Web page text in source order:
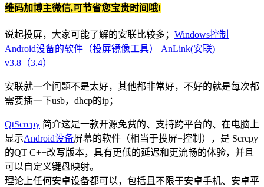
维码加博主微信,可节省您宝贵时间哦!
说起投屏，大家可能了解的安联比较多； Windows控制
Android设备的软件（投屏镜像工具） AnLink(安联)
v3.8（3.4）
安联就一个问题不是太好，其他都非常好，不好的就是每次都
需要插一下usb，dhcp的ip；
QtScrcpy 简介这是一款开源免费的、支持跨平台的、在电脑上
显示Android设备屏幕的软件（相当于投屏+控制），是 Scrcpy
的QT C++改写版本，具有更低的延迟和更流畅的体验，并且
可以自定义键盘映射。
理论上任何安卓设备都可以，包括且不限于安卓手机、安卓平